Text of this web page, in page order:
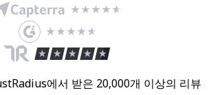
에서 받은 20,000개 이상의 리뷰